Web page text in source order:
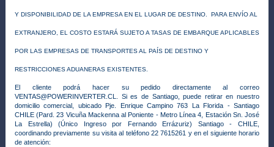
Y DISPONIBILIDAD DE LA EMPRESA EN EL LUGAR DE DESTINO. PARA ENVÍO AL
EXTRANJERO, EL COSTO ESTARÁ SUJETO A TASAS DE EMBARQUE APLICABLES
POR LAS EMPRESAS DE TRANSPORTES AL PAÍS DE DESTINO Y
RESTRICCIONES ADUANERAS EXISTENTES.
El cliente podrá hacer su pedido directamente al correo
VENTAS@POWERINVERTER.CL. Si es de Santiago, puede retirar en nuestro
domicilio comercial, ubicado Pje. Enrique Campino 763 La Florida - Santiago
CHILE (Pard. 23 Vicuña Mackenna al Poniente - Metro Línea 4, Estación Sn. José
La Estrella) (Único Ingreso por Fernando Errázuriz) Santiago - CHILE,
coordinando previamente su visita al teléfono 22 7615261 y en el siguiente horario
de atención: